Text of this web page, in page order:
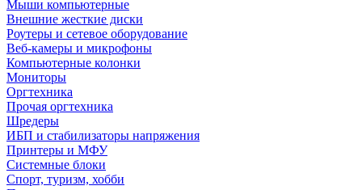
Мыши компьютерные
Внешние жесткие диски
Роутеры и сетевое оборудование
Веб-камеры и микрофоны
Компьютерные колонки
Мониторы
Оргтехника
Прочая оргтехника
Шредеры
ИБП и стабилизаторы напряжения
Принтеры и МФУ
Системные блоки
Спорт, туризм, хобби